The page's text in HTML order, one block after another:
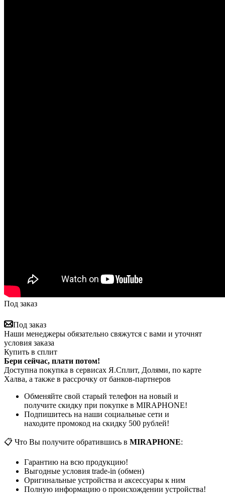
Под заказ
Под заказ
Наши менеджеры обязательно свяжутся с вами и уточнят
условия заказа
Купить в сплит
Бери сейчас, плати потом!
Доступна покупка в сервисах Я.Сплит, Долями, по карте
Халва, а также в рассрочку от банков-партнеров
Обменяйте свой старый телефон на новый и
получите скидку при покупке в MIRAPHONE!
Подпишитесь на наши социальные сети и
находите промокод на скидку 500 рублей!
📋 Что Вы получите обратившись в MIRAPHONE:
Гарантию на всю продукцию!
Выгодные условия trade-in (обмен)
Оригинальные устройства и аксессуары к ним
Полную информацию о происхождении устройства!